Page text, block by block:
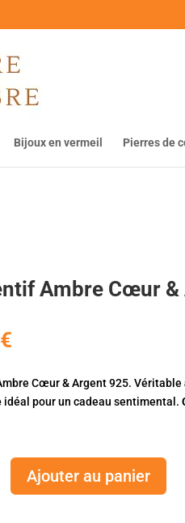
Bijoux en vermeil Pierres de
Ambre Cœur &
€
Cœur & Argent 925. Véritable
idéal pour un cadeau sentimental.
Ajouter au panier